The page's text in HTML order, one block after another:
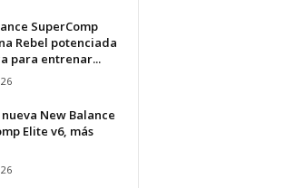
SuperComp
Rebel potenciada
para entrenar...
New Balance
Elite v6, más